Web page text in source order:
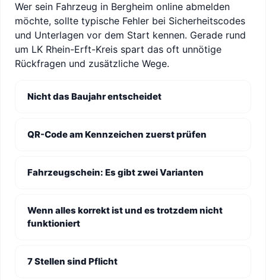
Wer sein Fahrzeug in Bergheim online abmelden
möchte, sollte typische Fehler bei Sicherheitscodes
und Unterlagen vor dem Start kennen. Gerade rund
um LK Rhein-Erft-Kreis spart das oft unnötige
Rückfragen und zusätzliche Wege.
Nicht das Baujahr entscheidet
QR-Code am Kennzeichen zuerst prüfen
Fahrzeugschein: Es gibt zwei Varianten
Wenn alles korrekt ist und es trotzdem nicht
funktioniert
7 Stellen sind Pflicht